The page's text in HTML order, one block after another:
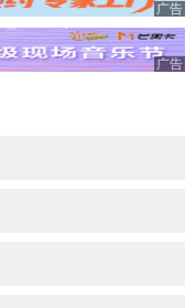
广告
广告